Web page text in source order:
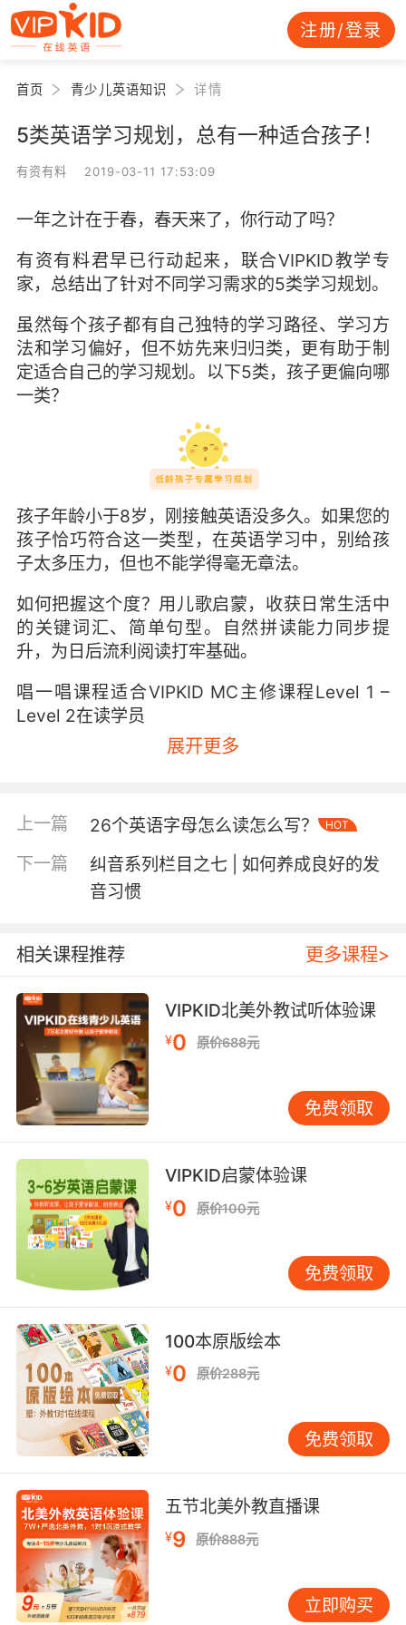
注册/登录
首页 青少儿英语知识 详情
5类英语学习规划，总有一种适合孩子！
有资有料 2019-03-11 17:53:09
一年之计在于春，春天来了，你行动了吗？
有资有料君早已行动起来，联合VIPKID教学专
家，总结出了针对不同学习需求的5类学习规划。
虽然每个孩子都有自己独特的学习路径、学习方
法和学习偏好，但不妨先来归归类，更有助于制
定适合自己的学习规划。以下5类，孩子更偏向哪
一类？
孩子年龄小于8岁，刚接触英语没多久。如果您的
孩子恰巧符合这一类型，在英语学习中，别给孩
子太多压力，但也不能学得毫无章法。
如何把握这个度？用儿歌启蒙，收获日常生活中
的关键词汇、简单句型。自然拼读能力同步提
升，为日后流利阅读打牢基础。
唱一唱课程适合VIPKID MC主修课程Level 1 –
Level 2在读学员
自然拼读课程适合VIPKID MC主修课程Level 2
英语考试中的听力、口语、阅读、写作，无论哪
壁，这次一定要解放孩子。当孩子有一定语言基
础后， “知识点多且杂，体系庞大难梳理”的英语
语法，一定要早学。
语法学的怎么样，实战测评一定少不了，除了校
内考试，更要勇敢与国际考试接轨哟！以小学托
福测评为起点，便是一个好的开始。
小学托福测评课适合VIPKID MC主修课程Level 4
及以上在读学员
语法课程适合VIPKID MC主修课程Level 2及以上
在读学员
由于语言环境的缺失，孩子在学习英语时难免会
受母语口音影响。如何练就一口地道发音？
自然拼读是基础，语音、语调、连读、轻重音更
是关键，只有一步一步踏实练，才能成就见词能
读，连词成句，感情饱满，抑扬顿挫的地道口
语。
自然拼读课程适合VIPKID MC主修课程Level 2及
以上在读学员
优美发音课程适合VIPKID MC主修课程Level 2及
以上在读学员
展开更多
上一篇 26个英语字母怎么读怎么写？ HOT
下一篇
纠音系列栏目之七 | 如何养成良好的发
音习惯
相关课程推荐 更多课程>
VIPKID北美外教试听体验课
¥0 原价688元
免费领取
VIPKID启蒙体验课
¥0 原价100元
免费领取
100本原版绘本
¥0 原价288元
免费领取
五节北美外教直播课
¥9 原价888元
立即购买